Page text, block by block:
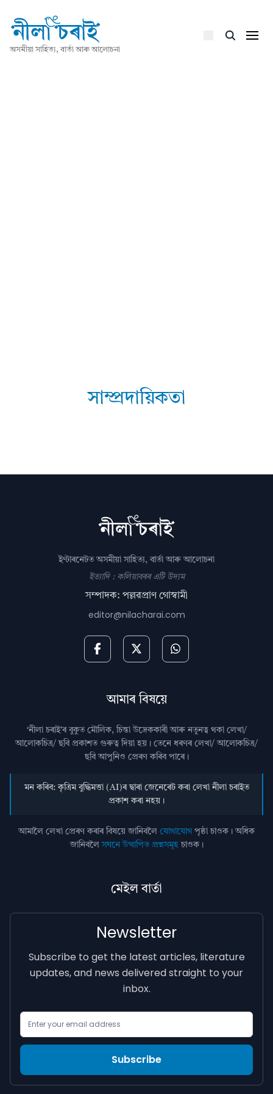
অসমীয়া সাহিত্য, বাৰ্তা আৰু আলোচনা
সাম্প্ৰদায়িকতা
ইণ্টাৰনেটত অসমীয়া সাহিত্য, বাৰ্তা আৰু আলোচনা
ইত্যাদি : কলিয়াবৰৰ এটি উদ্যম
সম্পাদক: পল্লৱপ্ৰাণ গোস্বামী
editor@nilacharai.com
আমাৰ বিষয়ে
‘নীলা চৰাই’ৰ বুকুত মৌলিক, চিন্তা উদ্রেককাৰী আৰু নতুনত্ব থকা লেখা/
আলোকচিত্ৰ/ ছবি প্রকাশত গুৰুত্ব দিয়া হয়। তেনে ধৰণৰ লেখা/ আলোকচিত্ৰ/
ছবি আপুনিও প্রেৰণ কৰিব পাৰে।
মন কৰিব: কৃত্ৰিম বুদ্ধিমত্তা (AI)ৰ দ্বাৰা জেনেৰেট কৰা লেখা নীলা চৰাইত
প্ৰকাশ কৰা নহয়।
আমালৈ লেখা প্ৰেৰণ কৰাৰ বিষয়ে জানিবলৈ যোগাযোগ পৃষ্ঠা চাওক। অধিক
জানিবলৈসঘনে উত্থাপিত প্ৰশ্নসমূহচাওক।
মেইল বাৰ্তা
Newsletter
Subscribe to get the latest articles, literature
updates, and news delivered straight to your
inbox.
Subscribe